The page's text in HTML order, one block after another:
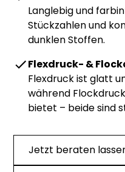
Langlebig und
Stückzahlen und
dunklen Stoffen.
Flexdruck- &
Flexdruck ist glatt
während
bietet – beide sind
Jetzt beraten